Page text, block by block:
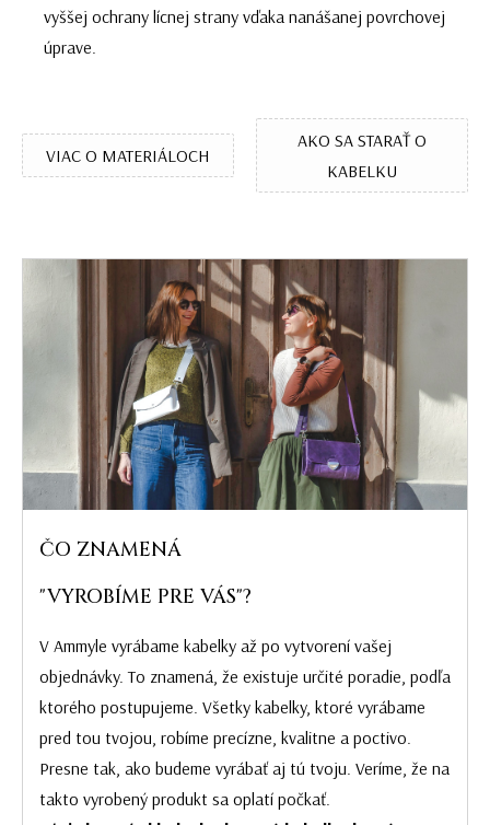
vyššej ochrany lícnej strany vďaka nanášanej povrchovej
úprave.
VIAC O MATERIÁLOCH
AKO SA STARAŤ O
KABELKU
ČO ZNAMENÁ
"VYROBÍME PRE VÁS"?
V Ammyle vyrábame kabelky až po vytvorení vašej
objednávky. To znamená, že existuje určité poradie, podľa
ktorého postupujeme. Všetky kabelky, ktoré vyrábame
pred tou tvojou, robíme precízne, kvalitne a poctivo.
Presne tak, ako budeme vyrábať aj tú tvoju. Veríme, že na
takto vyrobený produkt sa oplatí počkať.